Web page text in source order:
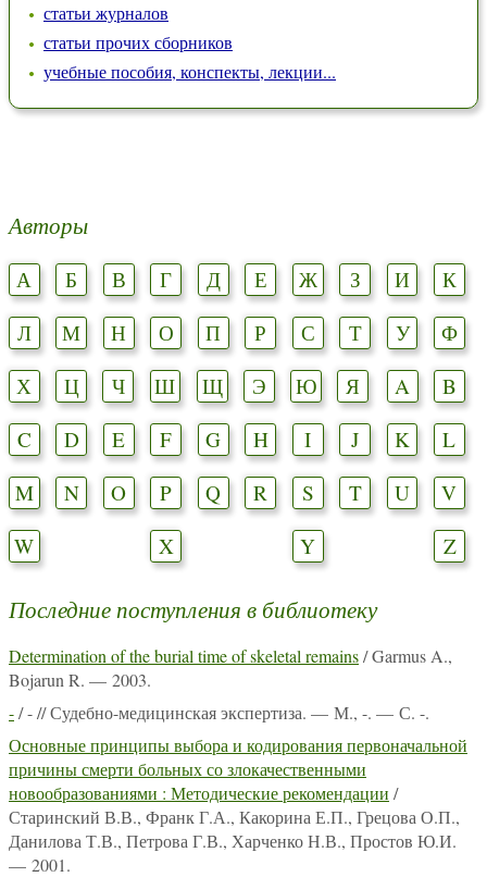
статьи журналов
статьи прочих сборников
учебные пособия, конспекты, лекции...
Авторы
А Б В Г Д Е Ж З И
К
Л
М Н О П Р С Т У
Ф
Х
Ц Ч Ш Щ Э Ю Я A
B
C
D E F G H I J K
L
M
N O P Q R S T U
V
W
X Y Z
Последние поступления в библиотеку
Determination of the burial time of skeletal remains/ Garmus A.,
Bojarun R. — 2003.
-/ - // Судебно-медицинская экспертиза. — М., -. — С. -.
Основные принципы выбора и кодирования первоначальной
причины смерти больных со злокачественными
новообразованиями : Методические рекомендации /
Старинский В.В., Франк Г.А., Какорина Е.П., Грецова О.П.,
Данилова Т.В., Петрова Г.В., Харченко Н.В., Простов Ю.И.
— 2001.